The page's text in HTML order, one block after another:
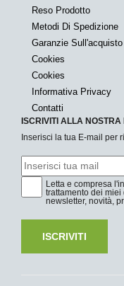
Reso Prodotto
Metodi Di Spedizione
Garanzie Sull'acquisto
Cookies
Cookies
Informativa Privacy
Contatti
ISCRIVITI ALLA
Inserisci la tua E-mail per
Letta e compresa
trattamento dei
newsletter, novità,
ISCRIVITI